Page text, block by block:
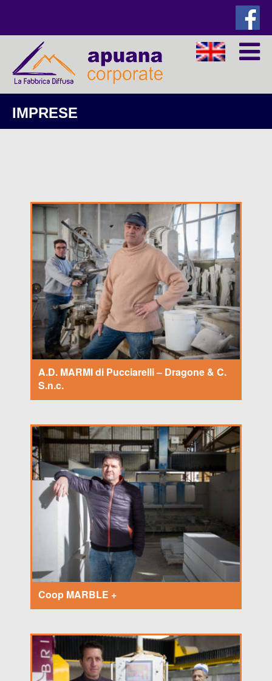
IMPRESE
A.D. MARMI di Pucciarelli – Dragone & C.
S.n.c.
Coop MARBLE +